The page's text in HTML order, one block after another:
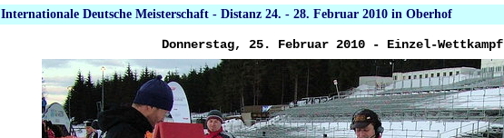
Internationale Deutsche Meisterschaft - Distanz 24. - 28. Februar 2010 in Oberhof
Donnerstag, 25. Februar 2010 - Einzel-Wettkampf